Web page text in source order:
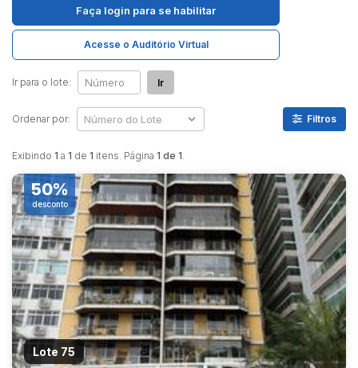
Faça login para se habilitar
Acesse o Auditório Virtual
Exibindo 1 a 1 de 1 itens. Página 1 de 1.
Ir para o lote: Ir
Ordenar por: Filtros
50%
desconto
Lote 75